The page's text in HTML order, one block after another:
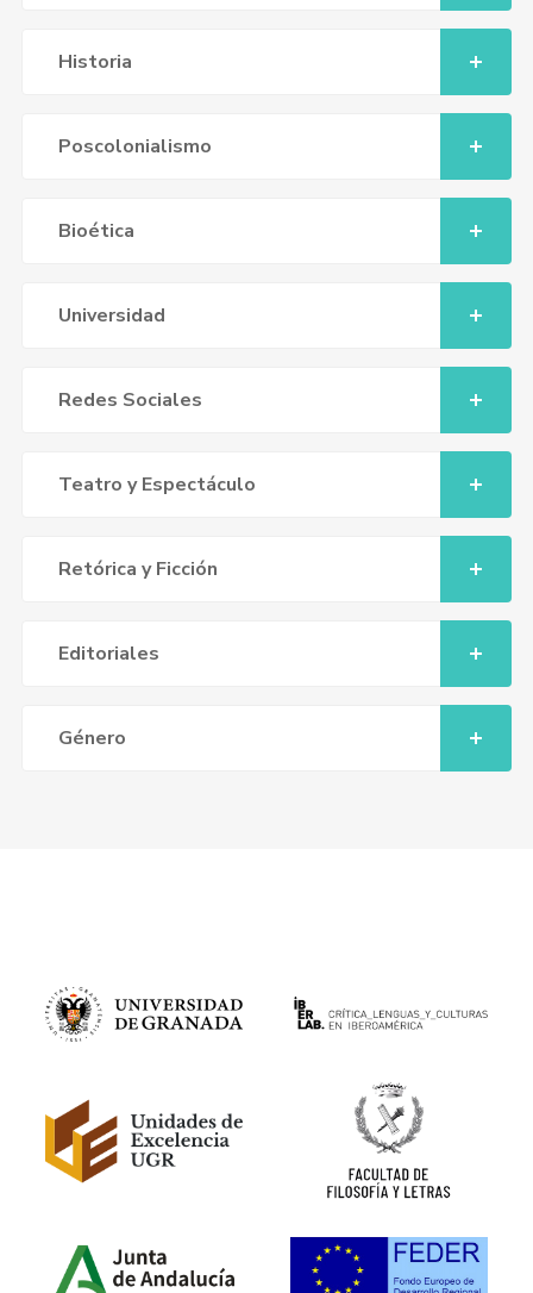
Historia
Poscolonialismo
Bioética
Universidad
Redes Sociales
Teatro y Espectáculo
Retórica y Ficción
Editoriales
Género